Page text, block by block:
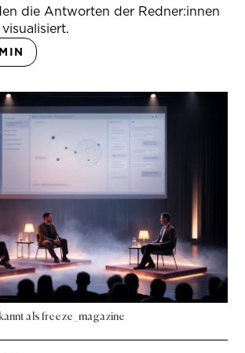
die Antworten der Redner:innen
als freeze_magazine